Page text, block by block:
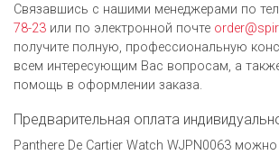
Связавшись с нашими менеджерами по
78-23 или по электронной почте
получите полную, профессиональную
всем интересующим Вас вопросам, а
помощь в оформлении заказа.
Предварительная оплата
Panthere De Cartier Watch WJPN0063